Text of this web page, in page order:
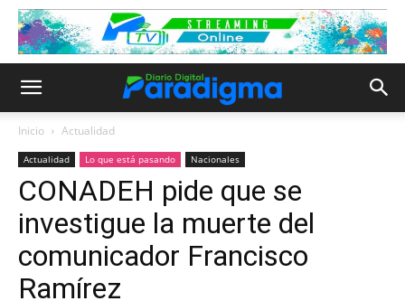
Inicio Actualidad
Actualidad Lo que está pasando Nacionales
CONADEH pide que se
investigue la muerte del
comunicador Francisco
Ramírez